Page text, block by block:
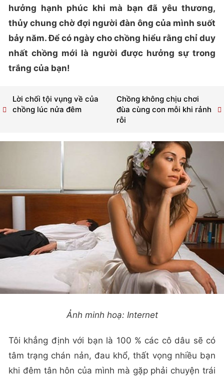
hưởng hạnh phúc khi mà bạn đã yêu thương,
thủy chung chờ đợi người đàn ông của mình suốt
bảy năm. Để có ngày cho chồng hiểu rằng chỉ duy
nhất chồng mới là người được hưởng sự trong
trắng của bạn!
Chồng không chịu chơi
đùa cùng con mỗi khi rảnh
rỗi
Lời chối tội vụng về của
chồng lúc nửa đêm
Ảnh minh hoạ: Internet
Tôi khẳng định với bạn là 100 % các cô dâu sẽ có
tâm trạng chán nản, đau khổ, thất vọng nhiều bạn
khi đêm tân hôn của mình mà gặp phải chuyện trái